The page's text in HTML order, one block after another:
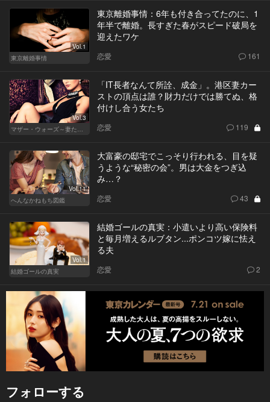
Vol.1
東京離婚事情
東京離婚事情：6年も付き合ってたのに、1
年半で離婚。長すぎた春がスピード破局を
迎えたワケ
恋愛 161
Vol.3
「IT長者なんて所詮、成金」。港区妻カー
ストの頂点は誰？財力だけでは勝てぬ、格
付けし合う女たち
恋愛 119
Vol.11
へんなかねもち図鑑
大富豪の邸宅でこっそり行われる、目を疑
うような“秘密の会”。男は大金をつぎ込
み…？
恋愛 43
Vol.1
結婚ゴールの真実
結婚ゴールの真実：小遣いより高い保険料
と毎月増えるルブタン...ポンコツ嫁に怯え
る夫
恋愛 2
フォローする